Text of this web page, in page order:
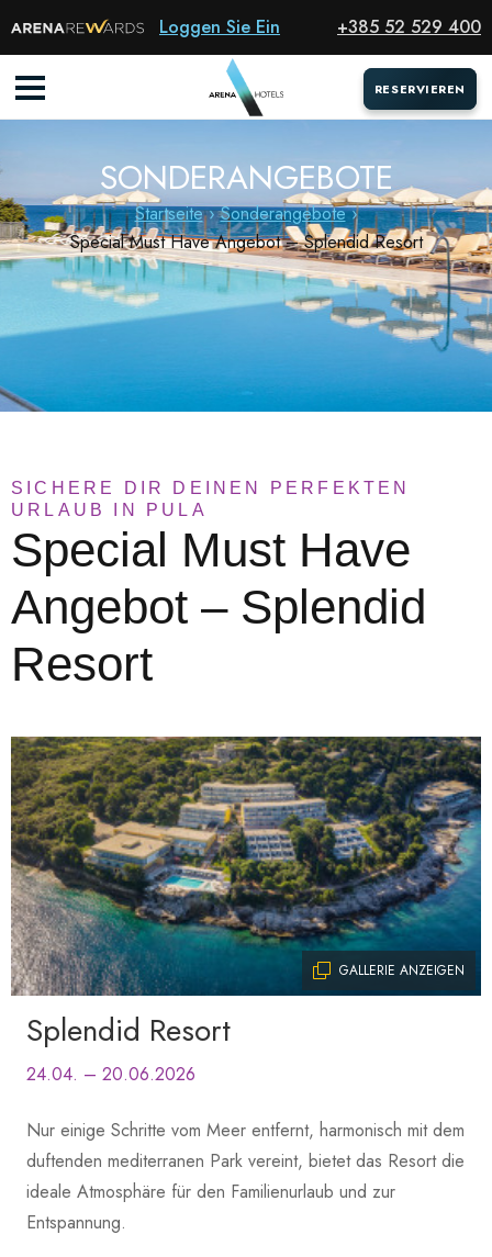
Loggen Sie Ein +385 52 529 400
RESERVIEREN
RESERVIEREN
SONDERANGEBOTE
Startseite
Sonderangebote
Special Must Have Angebot – Splendid Resort
SICHERE DIR DEINEN PERFEKTEN
URLAUB IN PULA
Special Must Have
Angebot – Splendid
Resort
GALLERIE ANZEIGEN
Splendid Resort
24.04. – 20.06.2026
Nur einige Schritte vom Meer entfernt, harmonisch mit dem
duftenden mediterranen Park vereint, bietet das Resort die
ideale Atmosphäre für den Familienurlaub und zur
Entspannung.